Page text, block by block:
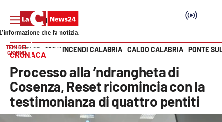
Cronaca
Vai
TEMI DEL
GIORNO
INCENDI CALABRIA CALDO CALABRIA PONTE
HOME PAGE CRONACA
CRONACA
Processo alla ’ndrangheta di
Cosenza, Reset ricomincia con la
testimonianza di quattro pentiti